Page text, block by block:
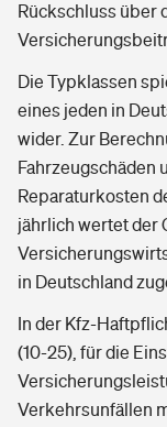
Rückschluss über
Die Typklassen
eines jeden in
wider. Zur
Fahrzeugschäden
Reparaturkosten
jährlich wertet der
in Deutschland
In der Kfz-
(10-25), für die
Verkehrsunfällen